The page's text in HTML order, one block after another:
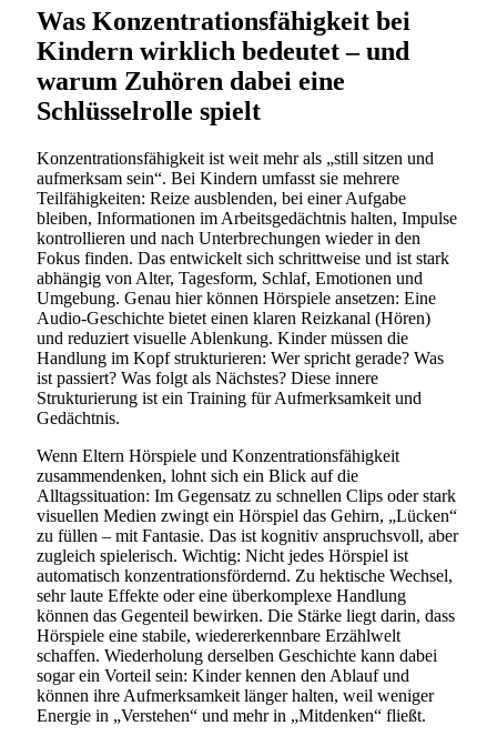
Was Konzentrationsfähigkeit bei
Kindern wirklich bedeutet – und
warum Zuhören dabei eine
Schlüsselrolle spielt
Konzentrationsfähigkeit ist weit mehr als „still sitzen und
aufmerksam sein“. Bei Kindern umfasst sie mehrere
Teilfähigkeiten: Reize ausblenden, bei einer Aufgabe
bleiben, Informationen im Arbeitsgedächtnis halten, Impulse
kontrollieren und nach Unterbrechungen wieder in den
Fokus finden. Das entwickelt sich schrittweise und ist stark
abhängig von Alter, Tagesform, Schlaf, Emotionen und
Umgebung. Genau hier können Hörspiele ansetzen: Eine
Audio-Geschichte bietet einen klaren Reizkanal (Hören)
und reduziert visuelle Ablenkung. Kinder müssen die
Handlung im Kopf strukturieren: Wer spricht gerade? Was
ist passiert? Was folgt als Nächstes? Diese innere
Strukturierung ist ein Training für Aufmerksamkeit und
Gedächtnis.
Wenn Eltern Hörspiele und Konzentrationsfähigkeit
zusammendenken, lohnt sich ein Blick auf die
Alltagssituation: Im Gegensatz zu schnellen Clips oder stark
visuellen Medien zwingt ein Hörspiel das Gehirn, „Lücken“
zu füllen – mit Fantasie. Das ist kognitiv anspruchsvoll, aber
zugleich spielerisch. Wichtig: Nicht jedes Hörspiel ist
automatisch konzentrationsfördernd. Zu hektische Wechsel,
sehr laute Effekte oder eine überkomplexe Handlung
können das Gegenteil bewirken. Die Stärke liegt darin, dass
Hörspiele eine stabile, wiedererkennbare Erzählwelt
schaffen. Wiederholung derselben Geschichte kann dabei
sogar ein Vorteil sein: Kinder kennen den Ablauf und
können ihre Aufmerksamkeit länger halten, weil weniger
Energie in „Verstehen“ und mehr in „Mitdenken“ fließt.